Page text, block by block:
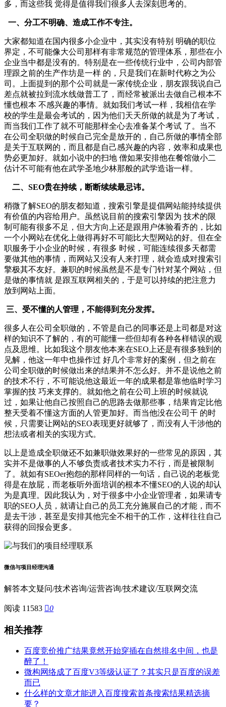
多，而这些我 觉得是值得我们很多人去深刻思考的。
一、分工不明确、造成工作不专注。
大家都知道在国内很多小企业中，其实没有特别 明确的职位
界定，不可能像大公司那样有非常规范的管理体系，那些在小
企业当中都是没有的。特别是在一些传统行业中，公司内部管
理跟之前的生产作坊是一样 的，只是我们在新时代称之为公
司。上面提到的那个公司就是一家传统企业，朋友跟我说自己
差点就被拉到流水线做普工了，而经常被派出去做自己根本不
懂也根本 不感兴趣的事情。就如我们考试一样，我相信在学
校的学生是最会考试的，因为他们天天所做的就是为了考试，
而当我们工作了就不可能那样全心去准备某个考试 了。当不
在公司全职做的时候自己完全是放开的，自己所做的事情全部
是关于互联网的，而且都是自己感兴趣的内容，效率和成果也
势必更加好。就如小说中的扫地 僧如果安排他在餐馆做小二
估计不可能有他在武学圣地少林那般的武学造诣一样。
二、SEO贵在持续，断断续续最忌讳。
稍微了解SEO的朋友都知道，搜索引擎是提倡网站能持续提供
有价值的内容给用户。虽然说目前的搜索引擎因为 技术的限
制可能有很多不足，但大方向上还是跟用户体验看齐的，比如
一个小网站在优化上做得再好不可能比大型网站的好。但在全
职服务于小企业的时候，有很多 时候，可能连续很多天都需
要做其他的事情，而网站又没有人来打理，就会造成对搜索引
擎极其不友好。兼职的时候虽然是不是专门针对某个网站，但
是做的事情就 是跟互联网相关的，于是可以持续的把注意力
放到网站上面。
三、受不懂的人管理，不能得到充分发挥。
很多人在公司全职做的，不管是自己的同事还是上司都是对这
样的知识不了解的，有的可能懂一些但却有各种各样错误的观
点及思维。比如我这个朋友他本来在SEO上还是有很多独到的
见解，他这一年中也操作过 好几个非常好的案例，但之前在
公司全职做的时候做出来的结果并不怎么好。并不是说他之前
的技术不行，不可能说他这最近一年的成果都是靠他临时学习
掌握的技 巧来支撑的。就如他之前在公司上班的时候就说
过，如果让他自己按照自己的思路去做那些事，结果肯定比他
整天受着不懂这方面的人管更加好。而当他没在公司干 的时
候，只需要让网站的SEO表现更好就够了，而没有人干涉他的
想法或者相关的实现方式。
以上是造成全职做还不如兼职做效果好的一些常见的原因，其
实并不是做事的人不够负责或者技术实力不行，而是被限制
了。就如有SEOer抱怨的那样同样的一句话，自己说的老板觉
得是在放屁，而老板听外面培训的根本不懂SEO的人说的却认
为是真理。因此我认为，对于很多中小企业管理者，如果请专
职的SEO人员，就请让自己的员工充分施展自己的才能，而不
是去干涉，甚至是安排其他完全不相干的工作，这样往往自己
获得的回报会更多。
微信与项目经理沟通
解答本文疑问/技术咨询/运营咨询/技术建议/互联网交流
阅读 11583 0
相关推荐
百度竞价推广结果竟然开始穿插在自然排名中间，也是
醉了！
微构网络成了百度V3等级认证了？其实只是百度的误差
而已
什么样的文章才能进入百度搜索首条搜索结果精选摘
要？